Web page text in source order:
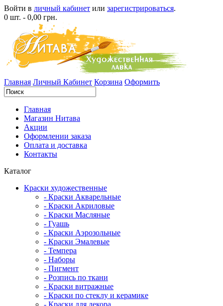
Войти в личный кабинет или зарегистрироваться.
0 шт. - 0,00 грн.
Главная Личный Кабинет Корзина Оформить
Главная
Магазин Нитава
Акции
Оформлении заказа
Оплата и доставка
Контакты
Каталог
Краски художественные
- Краски Акварельные
- Краски Акриловые
- Краски Масляные
- Гуашь
- Краски Аэрозольные
- Краски Эмалевые
- Темпера
- Наборы
- Пигмент
- Розпись по ткани
- Краски витражные
- Краски по стеклу и керамике
- Краски для декора